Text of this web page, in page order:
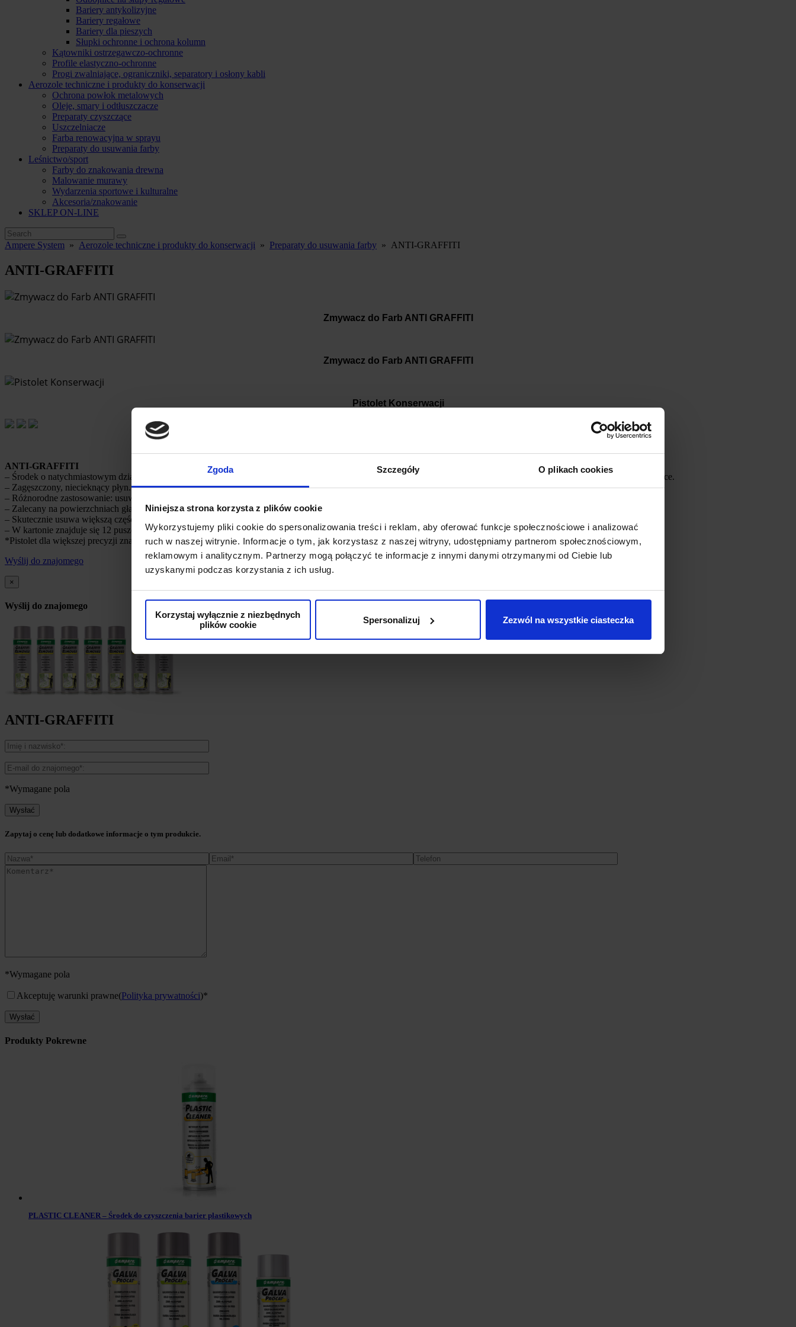
Zgoda Szczegóły O plikach cookies
Niniejsza strona korzysta z plików cookie
Wykorzystujemy pliki cookie do spersonalizowania treści i reklam, aby oferować funkcje społecznościowe i analizować
ruch w naszej witrynie. Informacje o tym, jak korzystasz z naszej witryny, udostępniamy partnerom społecznościowym,
reklamowym i analitycznym. Partnerzy mogą połączyć te informacje z innymi danymi otrzymanymi od Ciebie lub
uzyskanymi podczas korzystania z ich usług.
Korzystaj wyłącznie z niezbędnych
plików cookie
Spersonalizuj Zezwól na wszystkie ciasteczka
Bariery antykolizyjne
Bariery regałowe
Bariery dla pieszych
Słupki ochronne i ochrona kolumn
Kątowniki ostrzegawczo-ochronne
Profile elastyczno-ochronne
Progi zwalniające, ograniczniki, separatory i osłony kabli
Aerozole techniczne i produkty do konserwacji
Ochrona powłok metalowych
Oleje, smary i odtłuszczacze
Preparaty czyszczące
Uszczelniacze
Farba renowacyjna w sprayu
Preparaty do usuwania farby
Leśnictwo/sport
Farby do znakowania drewna
Malowanie murawy
Wydarzenia sportowe i kulturalne
Akcesoria/znakowanie
SKLEP ON-LINE
Ampere System » Aerozole techniczne i produkty do konserwacji » Preparaty do usuwania farby » ANTI-GRAFFITI
ANTI-GRAFFITI
Zmywacz do Farb ANTI GRAFFITI
Zmywacz do Farb ANTI GRAFFITI
Pistolet Konserwacji
ANTI-GRAFFITI
– Środek o natychmiastowym działaniu, umożliwiający usuwanie graffiti, nadruków na niektórych rodzajach tworzyw sztucznych i plandek, posiada również działanie czyszczące.
– Zagęszczony, niecieknący płyn.
– Różnorodne zastosowanie: usuwa graffiti oraz różne rodzaje atramentu na rozmaitych podłożach.
– Zalecany na powierzchniach gładkich. Umożliwia skuteczne czyszczenie wagonów, karoserii samochodów ciężarowych, baraków na placach budowy, ścian, itd.
– Skutecznie usuwa większą część farby lub lakieru.
– W kartonie znajduje się 12 puszek w aerozolu – 500ml netto / 650 ml brutto.
*Pistolet dla większej precyzji znakowania.*Farba przeznaczona do profesjonalnego użytkowania.
Wyślij do znajomego
×
Wyślij do znajomego
ANTI-GRAFFITI
*Wymagane pola
Zapytaj o cenę lub dodatkowe informacje o tym produkcie.
*Wymagane pola
Akceptuję warunki prawne(Polityka prywatności)*
Produkty Pokrewne
PLASTIC CLEANER – Środek do czyszczenia barier plastikowych